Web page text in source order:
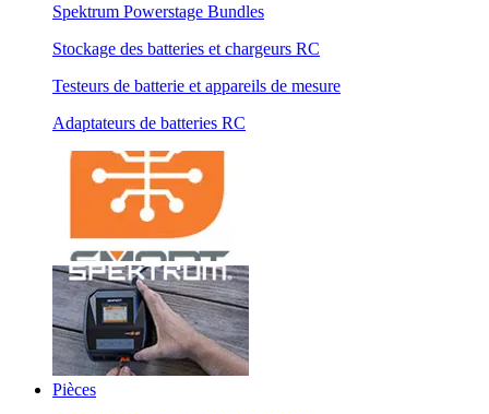
Spektrum Powerstage Bundles
Stockage des batteries et chargeurs RC
Testeurs de batterie et appareils de mesure
Adaptateurs de batteries RC
Pièces